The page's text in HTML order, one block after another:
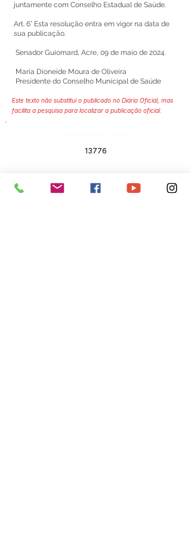
juntamente com Conselho Estadual de Saúde.
Art. 6° Esta resolução entra em vigor na data de
sua publicação.
Senador Guiomard, Acre, 09 de maio de 2024.
Maria Dioneide Moura de Oliveira
Presidente do Conselho Municipal de Saúde
Este texto não substitui o publicado no Diário Oficial, mas
facilita a pesquisa para localizar a publicação oficial.
13776
167